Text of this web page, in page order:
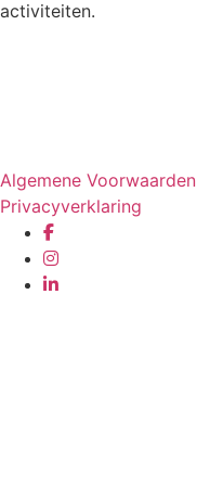
activiteiten.
Algemene Voorwaarden
Privacyverklaring